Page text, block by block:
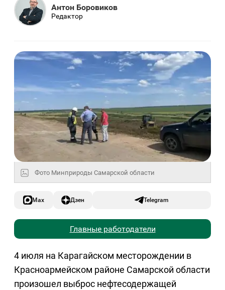
Антон Боровиков
Редактор
Фото Минприроды Самарской области
Max Дзен Telegram
Главные работодатели
4 июля на Карагайском месторождении в
Красноармейском районе Самарской области
произошел выброс нефтесодержащей